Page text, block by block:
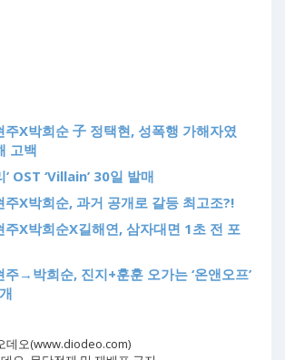
주X박희순 子 정택현, 성폭행 가해자였
고백
’ OST ‘Villain’ 30일 발매
주X박희순, 과거 공개로 갈등 최고조?!
주X박희순X길해연, 삼자대면 1초 전 포
주→박희순, 진지+훈훈 오가는 ‘온앤오프’
데오(www.diodeo.com)